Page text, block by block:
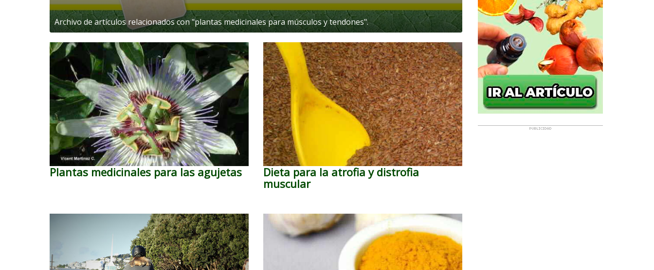
Archivo de artículos relacionados con "plantas medicinales para músculos y tendones".
Plantas medicinales para las agujetas
Dieta para la atrofia y distrofia
muscular